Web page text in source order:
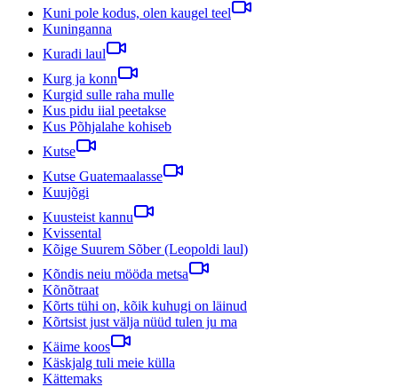
Kuni pole kodus, olen kaugel teel
Kuninganna
Kuradi laul
Kurg ja konn
Kurgid sulle raha mulle
Kus pidu iial peetakse
Kus Põhjalahe kohiseb
Kutse
Kutse Guatemaalasse
Kuujõgi
Kuusteist kannu
Kvissental
Kõige Suurem Sõber (Leopoldi laul)
Kõndis neiu mööda metsa
Kõnõtraat
Kõrts tühi on, kõik kuhugi on läinud
Kõrtsist just välja nüüd tulen ju ma
Käime koos
Käskjalg tuli meie külla
Kättemaks